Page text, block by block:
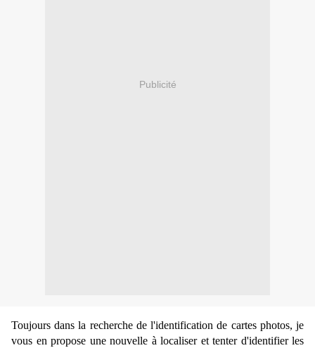
Publicité
Toujours dans la recherche de l'identification de cartes photos, je
vous en propose une nouvelle à localiser et tenter d'identifier les